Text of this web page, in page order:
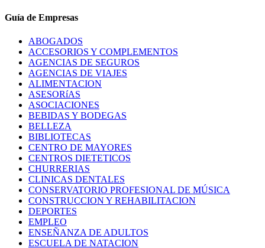
Guía de Empresas
ABOGADOS
ACCESORIOS Y COMPLEMENTOS
AGENCIAS DE SEGUROS
AGENCIAS DE VIAJES
ALIMENTACION
ASESORíAS
ASOCIACIONES
BEBIDAS Y BODEGAS
BELLEZA
BIBLIOTECAS
CENTRO DE MAYORES
CENTROS DIETETICOS
CHURRERIAS
CLINICAS DENTALES
CONSERVATORIO PROFESIONAL DE MÚSICA
CONSTRUCCION Y REHABILITACION
DEPORTES
EMPLEO
ENSEÑANZA DE ADULTOS
ESCUELA DE NATACION